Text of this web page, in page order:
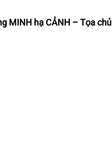
MINH hạ CẢNH – Tọa chủ